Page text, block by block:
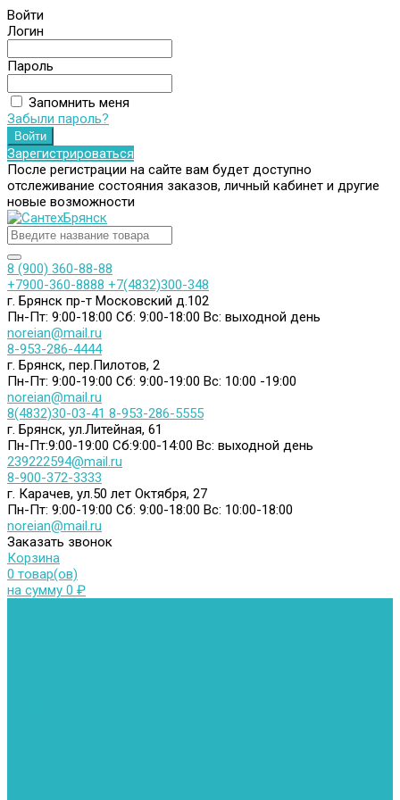
Войти
Логин
Пароль
Запомнить меня
Забыли пароль?
Зарегистрироваться
После регистрации на сайте вам будет доступно
отслеживание состояния заказов, личный кабинет и другие
новые возможности
8 (900) 360-88-88
+7900-360-8888 +7(4832)300-348
г. Брянск пр-т Московский д.102
Пн-Пт: 9:00-18:00 Сб: 9:00-18:00 Вс: выходной день
noreian@mail.ru
8-953-286-4444
г. Брянск, пер.Пилотов, 2
Пн-Пт: 9:00-19:00 Сб: 9:00-19:00 Вс: 10:00 -19:00
noreian@mail.ru
8(4832)30-03-41 8-953-286-5555
г. Брянск, ул.Литейная, 61
Пн-Пт:9:00-19:00 Сб:9:00-14:00 Вс: выходной день
239222594@mail.ru
8-900-372-3333
г. Карачев, ул.50 лет Октября, 27
Пн-Пт: 9:00-19:00 Сб: 9:00-18:00 Вс: 10:00-18:00
noreian@mail.ru
Заказать звонок
Корзина
0 товар(ов)
на сумму 0 ₽